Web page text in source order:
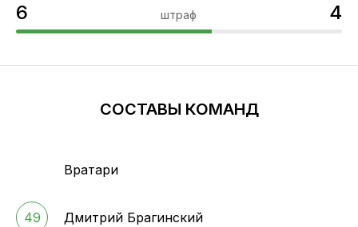
6 штраф 4
СОСТАВЫ КОМАНД
Вратари
49 Дмитрий Брагинский